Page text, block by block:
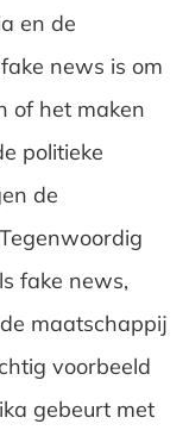
en de
news is om
of het maken
politieke
de
fake news,
maatschappij
voorbeeld
gebeurt met